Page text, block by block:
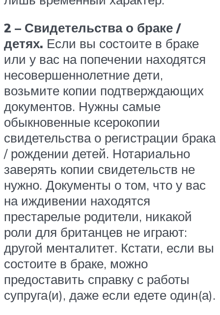
2 – Свидетельства о браке /
детях. Если вы состоите в браке
или у вас на попечении находятся
несовершеннолетние дети,
возьмите копии подтверждающих
документов. Нужны самые
обыкновенные ксерокопии
свидетельства о регистрации брака
/ рождении детей. Нотариально
заверять копии свидетельств не
нужно. Документы о том, что у вас
на иждивении находятся
престарелые родители, никакой
роли для британцев не играют:
другой менталитет. Кстати, если вы
состоите в браке, можно
предоставить справку с работы
супруга(и), даже если едете один(а).